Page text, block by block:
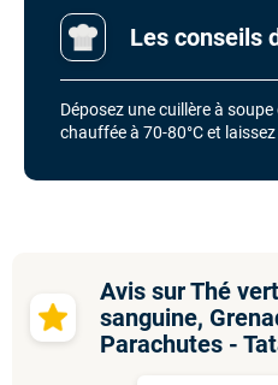
Les conseils
Déposez une cuillère à
chauffée à 70-80°C et
Avis sur Thé
sanguine,
Parachutes -